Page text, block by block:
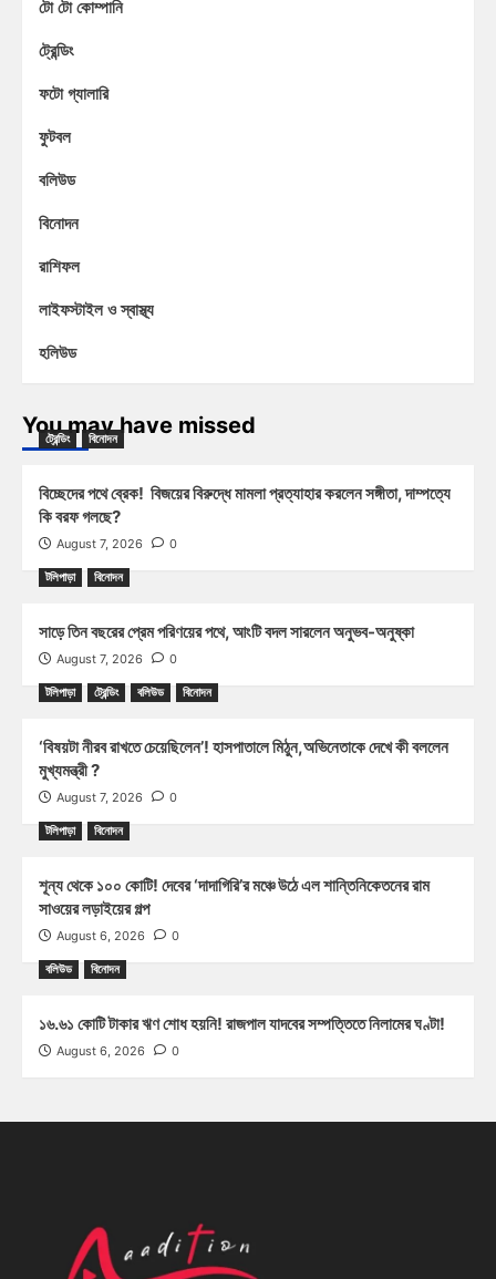
টো টো কোম্পানি
ট্রেন্ডিং
ফটো গ্যালারি
ফুটবল
বলিউড
বিনোদন
রাশিফল
লাইফস্টাইল ও স্বাস্থ্য
হলিউড
You may have missed
ট্রেন্ডিং বিনোদন
বিচ্ছেদের পথে ব্রেক! বিজয়ের বিরুদ্ধে মামলা প্রত্যাহার করলেন সঙ্গীতা, দাম্পত্যে
কি বরফ গলছে?
August 7, 2026 0
টলিপাড়া বিনোদন
সাড়ে তিন বছরের প্রেম পরিণয়ের পথে, আংটি বদল সারলেন অনুভব-অনুষ্কা
August 7, 2026 0
টলিপাড়া ট্রেন্ডিং বলিউড বিনোদন
‘বিষয়টা নীরব রাখতে চেয়েছিলেন’! হাসপাতালে মিঠুন,অভিনেতাকে দেখে কী বললেন
মুখ্যমন্ত্রী ?
August 7, 2026 0
টলিপাড়া বিনোদন
শূন্য থেকে ১০০ কোটি! দেবের ‘দাদাগিরি’র মঞ্চে উঠে এল শান্তিনিকেতনের রাম
সাওয়ের লড়াইয়ের গল্প
August 6, 2026 0
বলিউড বিনোদন
১৬.৬১ কোটি টাকার ঋণ শোধ হয়নি! রাজপাল যাদবের সম্পত্তিতে নিলামের ঘণ্টা!
August 6, 2026 0